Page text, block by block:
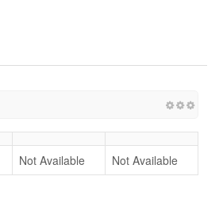
Not Available Not Available